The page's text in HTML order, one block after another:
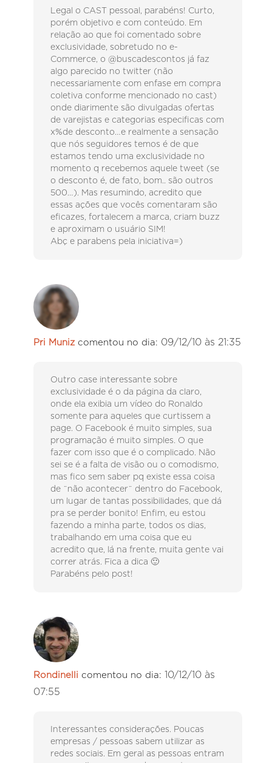
Legal o CAST pessoal, parabéns! Curto,
porém objetivo e com conteúdo. Em
relação ao que foi comentado sobre
exclusividade, sobretudo no e-
Commerce, o @buscadescontos já faz
algo parecido no twitter (não
necessariamente com enfase em compra
coletiva conforme mencionado no cast)
onde diarimente são divulgadas ofertas
de varejistas e categorias especificas com
x%de desconto…e realmente a sensação
que nós seguidores temos é de que
estamos tendo uma exclusividade no
momento q recebemos aquele tweet (se
o desconto é, de fato, bom.. são outros
500…). Mas resumindo, acredito que
essas ações que vocês comentaram são
eficazes, fortalecem a marca, criam buzz
e aproximam o usuário SIM!
Abç e parabens pela iniciativa=)
Pri Muniz comentou no dia: 09/12/10 às 21:35
Outro case interessante sobre
exclusividade é o da página da claro,
onde ela exibia um vídeo do Ronaldo
somente para aqueles que curtissem a
page. O Facebook é muito simples, sua
programação é muito simples. O que
fazer com isso que é o complicado. Não
sei se é a falta de visão ou o comodismo,
mas fico sem saber pq existe essa coisa
de ¨não acontecer¨ dentro do Facebook,
um lugar de tantas possibilidades, que dá
pra se perder bonito! Enfim, eu estou
fazendo a minha parte, todos os dias,
trabalhando em uma coisa que eu
acredito que, lá na frente, muita gente vai
correr atrás. Fica a dica 🙂
Parabéns pelo post!
Rondinelli comentou no dia: 10/12/10 às
07:55
Interessantes considerações. Poucas
empresas / pessoas sabem utilizar as
redes sociais. Em geral as pessoas entram